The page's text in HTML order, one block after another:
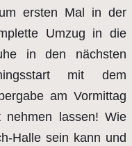
ersten Mal in der
Umzug in die
in den nächsten
mit dem
am Vormittag
lassen! Wie
Halle sein kann und